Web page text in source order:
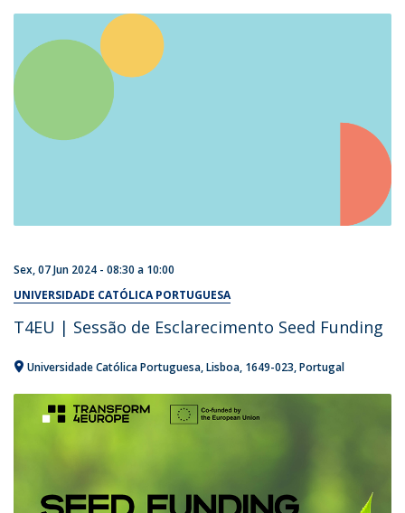
Sex, 07 Jun 2024 - 08:30 a 10:00
UNIVERSIDADE CATÓLICA PORTUGUESA
T4EU | Sessão de Esclarecimento Seed Funding
Universidade Católica Portuguesa Lisboa 1649-023 Portugal